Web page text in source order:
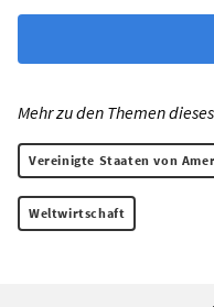
Mehr zu den Themen
Vereinigte Staaten von
Weltwirtschaft